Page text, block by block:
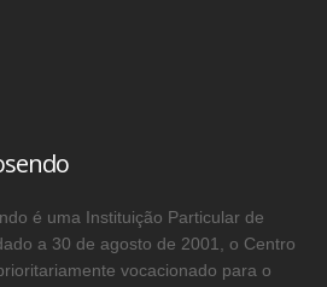
é uma Instituição Particular de
a 30 de agosto de 2001, o Centro
vocacionado para o